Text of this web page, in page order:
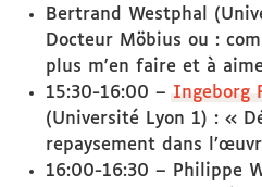
Bertrand Westphal
Docteur Möbius ou :
plus m'en faire et à
15:30-16:00 – Ingeborg
(Université Lyon 1) : «
repaysement dans
16:00-16:30 – Philippe